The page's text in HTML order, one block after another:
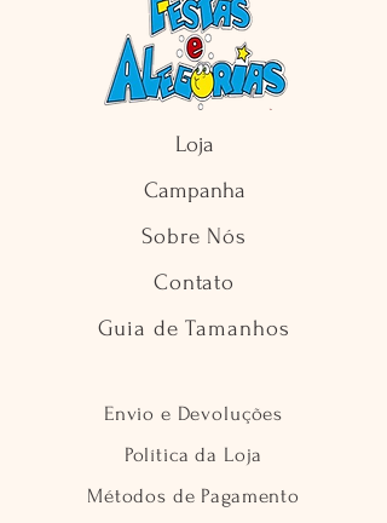
Loja
Campanha
Sobre Nós
Contato
Guia de Tamanhos
Envio e Devoluções
Política da Loja
Métodos de Pagamento